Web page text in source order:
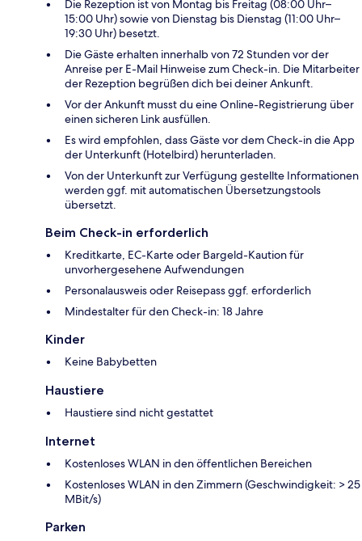
Die Rezeption ist von Montag bis Freitag (08:00 Uhr–
15:00 Uhr) sowie von Dienstag bis Dienstag (11:00 Uhr–
19:30 Uhr) besetzt.
Die Gäste erhalten innerhalb von 72 Stunden vor der
Anreise per E-Mail Hinweise zum Check-in. Die Mitarbeiter
der Rezeption begrüßen dich bei deiner Ankunft.
Vor der Ankunft musst du eine Online-Registrierung über
einen sicheren Link ausfüllen.
Es wird empfohlen, dass Gäste vor dem Check-in die App
der Unterkunft (Hotelbird) herunterladen.
Von der Unterkunft zur Verfügung gestellte Informationen
werden ggf. mit automatischen Übersetzungstools
übersetzt.
Beim Check-in erforderlich
Kreditkarte, EC-Karte oder Bargeld-Kaution für
unvorhergesehene Aufwendungen
Personalausweis oder Reisepass ggf. erforderlich
Mindestalter für den Check-in: 18 Jahre
Kinder
Keine Babybetten
Haustiere
Haustiere sind nicht gestattet
Internet
Kostenloses WLAN in den öffentlichen Bereichen
Kostenloses WLAN in den Zimmern (Geschwindigkeit: > 25
MBit/s)
Parken